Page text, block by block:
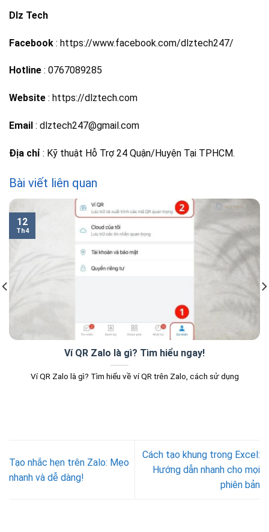
Dlz Tech
Facebook : https://www.facebook.com/dlztech247/
Hotline : 0767089285
Website : https://dlztech.com
Email : dlztech247@gmail.com
Địa chỉ : Kỹ thuật Hỗ Trợ 24 Quận/Huyện Tại TPHCM.
Bài viết liên quan
Ví QR Zalo là gì? Tìm hiểu ngay!
Ví QR Zalo là gì? Tìm hiểu về ví QR trên Zalo, cách sử dụng
12
Th4
Tạo nhắc hẹn trên Zalo: Mẹo
nhanh và dễ dàng!
Cách tạo khung trong Excel:
Hướng dẫn nhanh cho mọi
phiên bản